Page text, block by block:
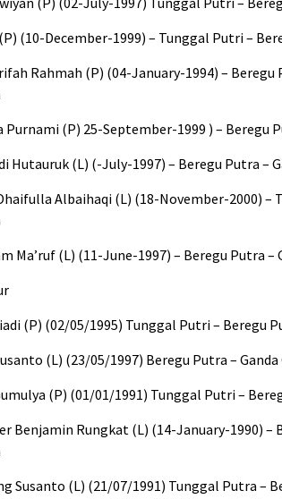
(10-December-1999) – Tunggal Putri –
Rahmah (P) (04-January-1994) – Beregu
Purnami (P) 25-September-1999 ) – Beregu
Hutauruk (L) (-July-1997) – Beregu Putra –
Albaihaqi (L) (18-November-2000) –
Ma’ruf (L) (11-June-1997) – Beregu Putra –
(P) (02/05/1995) Tunggal Putri – Beregu
(L) (23/05/1997) Beregu Putra –
(P) (01/01/1991) Tunggal Putri –
Benjamin Rungkat (L) (14-January-1990) –
Susanto (L) (21/07/1991) Tunggal Putra –